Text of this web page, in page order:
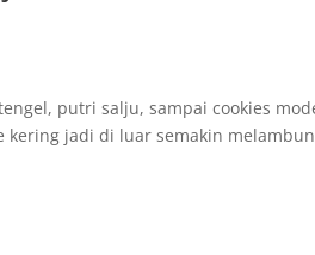
putri salju, sampai cookies
jadi di luar semakin